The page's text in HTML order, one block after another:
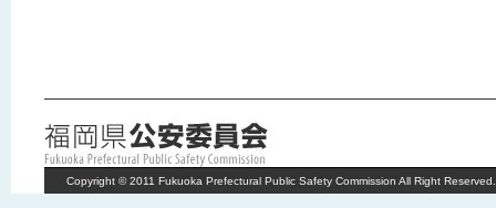
Copyright © 2011 Fukuoka Prefectural Public Safety Commission All Right Reserved.